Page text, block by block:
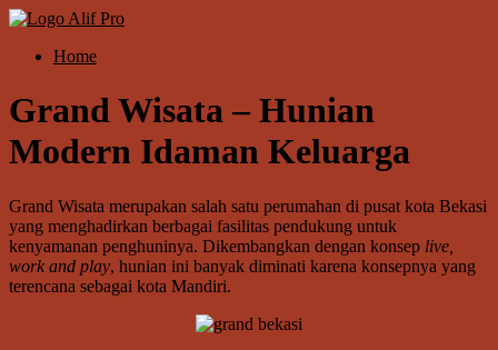
Skip
content
Alif
Menu Home
Grand Wisata – Hunian
Modern Idaman Keluarga
Grand Wisata merupakan salah satu perumahan di pusat kota Bekasi
yang menghadirkan berbagai fasilitas pendukung untuk
kenyamanan penghuninya. Dikembangkan dengan konsep live,
work and play, hunian ini banyak diminati karena konsepnya yang
terencana sebagai kota Mandiri.